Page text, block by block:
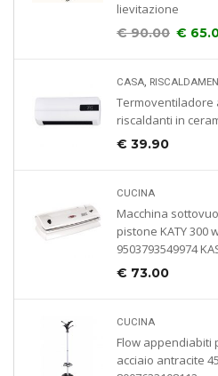
lievitazione
€90.00 €
CASA,
Termoventiladore
riscaldanti in
€ 39.90
CUCINA
Macchina
pistone KATY 300
9503793549974
€ 73.00
CUCINA
Flow appendiabiti
acciaio antracite